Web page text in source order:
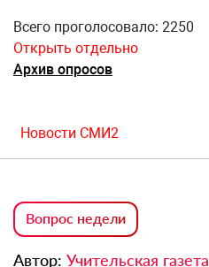
Всего проголосовало: 2250
Открыть отдельно
Архив опросов
Новости СМИ2
Вопрос недели
Автор: Учительская газета